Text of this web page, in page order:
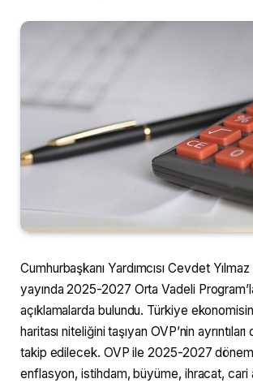
Cumhurbaşkanı Yardımcısı Cevdet Yılmaz
yayında 2025-2027 Orta Vadeli
açıklamalarda bulundu. Türkiye
haritası niteliğini taşıyan OVP’nin ayrıntıları
takip edilecek. OVP ile 2025-2027
enflasyon, istihdam, büyüme, ihracat, cari